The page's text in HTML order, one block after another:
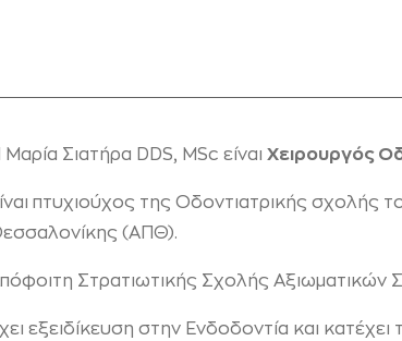
Μαρία Σιατήρα DDS, MSc είναι Χειρουργός
πτυχιούχος της Οδοντιατρικής σχολής
(ΑΠΘ).
Στρατιωτικής Σχολής
εξειδίκευση στην Ενδοδοντία και κατέχει